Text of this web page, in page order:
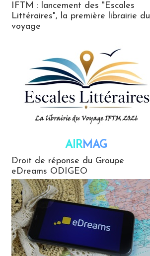
IFTM : lancement des "Escales
Littéraires", la première librairie du
voyage
AIRMAG
Droit de réponse du Groupe
eDreams ODIGEO